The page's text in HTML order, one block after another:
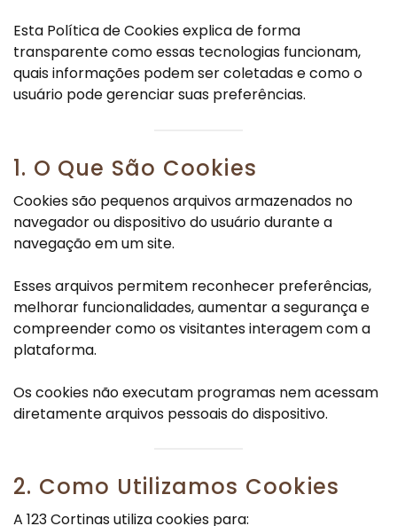
Esta Política de Cookies explica de forma
transparente como essas tecnologias funcionam,
quais informações podem ser coletadas e como o
usuário pode gerenciar suas preferências.
1. O Que São Cookies
Cookies são pequenos arquivos armazenados no
navegador ou dispositivo do usuário durante a
navegação em um site.
Esses arquivos permitem reconhecer preferências,
melhorar funcionalidades, aumentar a segurança e
compreender como os visitantes interagem com a
plataforma.
Os cookies não executam programas nem acessam
diretamente arquivos pessoais do dispositivo.
2. Como Utilizamos Cookies
A 123 Cortinas utiliza cookies para: